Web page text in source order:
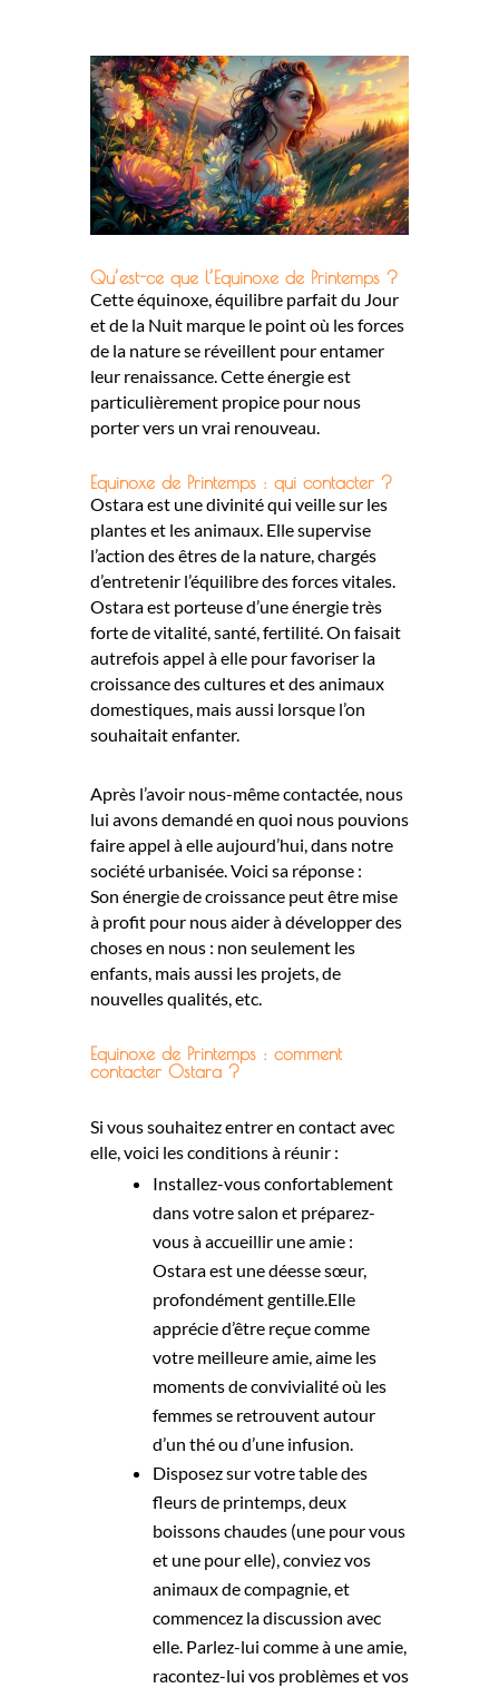
Qu’est-ce que l’Equinoxe de Printemps ?
Cette équinoxe, équilibre parfait du Jour
et de la Nuit marque le point où les forces
de la nature se réveillent pour entamer
leur renaissance. Cette énergie est
particulièrement propice pour nous
porter vers un vrai renouveau.
Equinoxe de Printemps : qui contacter ?
Ostara est une divinité qui veille sur les
plantes et les animaux. Elle supervise
l’action des êtres de la nature, chargés
d’entretenir l’équilibre des forces vitales.
Ostara est porteuse d’une énergie très
forte de vitalité, santé, fertilité. On faisait
autrefois appel à elle pour favoriser la
croissance des cultures et des animaux
domestiques, mais aussi lorsque l’on
souhaitait enfanter.
Après l’avoir nous-même contactée, nous
lui avons demandé en quoi nous pouvions
faire appel à elle aujourd’hui, dans notre
société urbanisée. Voici sa réponse :
Son énergie de croissance peut être mise
à profit pour nous aider à développer des
choses en nous : non seulement les
enfants, mais aussi les projets, de
nouvelles qualités, etc.
Equinoxe de Printemps : comment
contacter Ostara ?
Si vous souhaitez entrer en contact avec
elle, voici les conditions à réunir :
Installez-vous confortablement
dans votre salon et préparez-
vous à accueillir une amie :
Ostara est une déesse sœur,
profondément gentille.Elle
apprécie d’être reçue comme
votre meilleure amie, aime les
moments de convivialité où les
femmes se retrouvent autour
d’un thé ou d’une infusion.
Disposez sur votre table des
fleurs de printemps, deux
boissons chaudes (une pour vous
et une pour elle), conviez vos
animaux de compagnie, et
commencez la discussion avec
elle. Parlez-lui comme à une amie,
racontez-lui vos problèmes et vos